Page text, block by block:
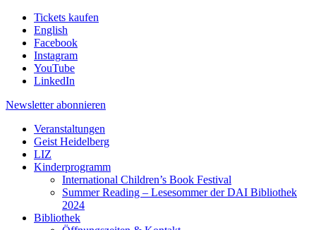
Tickets kaufen
English
Facebook
Instagram
YouTube
LinkedIn
Newsletter abonnieren
Veranstaltungen
Geist Heidelberg
LIZ
Kinderprogramm
International Children’s Book Festival
Summer Reading – Lesesommer der DAI Bibliothek
2024
Bibliothek